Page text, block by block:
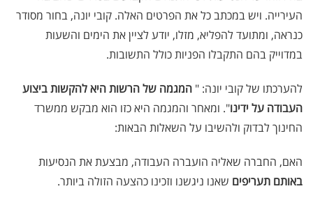
העירייה. ויש במכתב כל את הפרטים האלה. קובי יונה, בחור מסודר
כנראה, ומתועד להפליא, מזלו, יודע לציין את הימים והשעות
במדוייק בהם התקבלו הפניות כולל התשובות.
להערכתו של קובי יונה: " המגמה של הרשות היא להקשות ביצוע
העבודה על ידינו". ומאחר והמגמה היא כזו הוא מבקש ממשרד
החינוך לבדוק ולהשיבו על השאלות הבאות:
האם, החברה שאליה הועברה העבודה, מבצעת את הנסיעות
באותם תעריפים שאנו ניגשנו וזכינו כהצעה הזולה ביותר.